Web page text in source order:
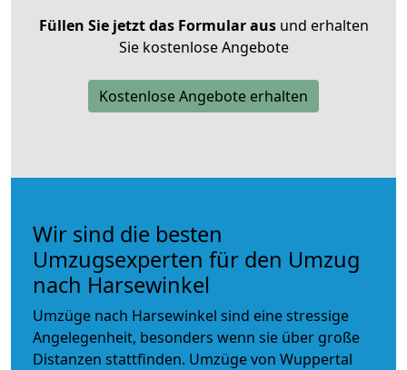
Füllen Sie jetzt das Formular ausund erhalten
Sie kostenlose Angebote
Kostenlose Angebote erhalten
Wir sind die besten
Umzugsexperten für den Umzug
nach Harsewinkel
Umzüge nach Harsewinkel sind eine stressige
Angelegenheit, besonders wenn sie über große
Distanzen stattfinden. Umzüge von Wuppertal